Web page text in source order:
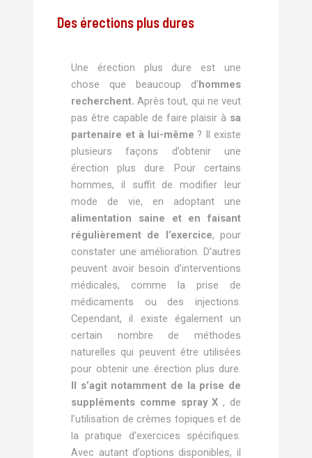
Des érections plus dures
Une érection plus dure est une
chose que beaucoup d’hommes
recherchent. Après tout, qui ne veut
pas être capable de faire plaisir à sa
partenaire et à lui-même ? Il existe
plusieurs façons d’obtenir une
érection plus dure. Pour certains
hommes, il suffit de modifier leur
mode de vie, en adoptant une
alimentation saine et en faisant
régulièrement de l’exercice, pour
constater une amélioration. D’autres
peuvent avoir besoin d’interventions
médicales, comme la prise de
médicaments ou des injections.
Cependant, il existe également un
certain nombre de méthodes
naturelles qui peuvent être utilisées
pour obtenir une érection plus dure.
Il s’agit notamment de la prise de
suppléments comme spray X , de
l’utilisation de crèmes topiques et de
la pratique d’exercices spécifiques.
Avec autant d’options disponibles, il